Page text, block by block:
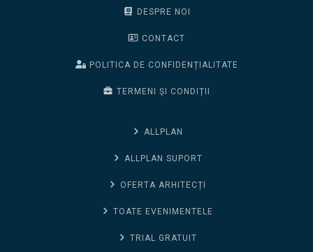
DESPRE NOI
CONTACT
POLITICA DE CONFIDENȚIALITATE
TERMENI ȘI CONDIȚII
ALLPLAN
ALLPLAN SUPORT
OFERTA ARHITECȚI
TOATE EVENIMENTELE
TRIAL GRATUIT